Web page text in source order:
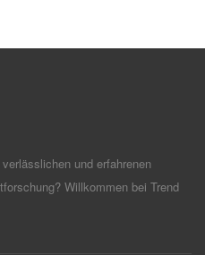
und erfahrenen
Willkommen bei Trend